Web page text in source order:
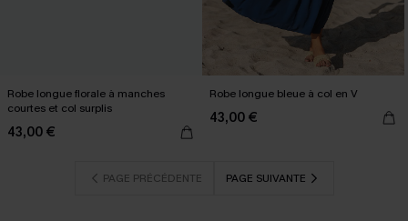
Robe longue florale à manches
courtes et col surplis
43,00 €
Robe longue bleue à col en V
43,00 €
PAGE PRÉCÉDENTE PAGE SUIVANTE